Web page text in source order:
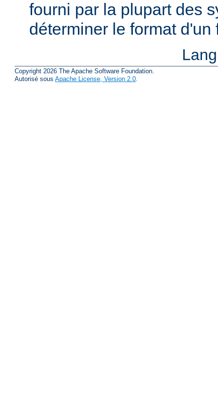
fourni par la plupart des
déterminer le format d'un
Copyright 2026 The Apache Software Foundation.
Autorisé sous Apache License, Version 2.0.